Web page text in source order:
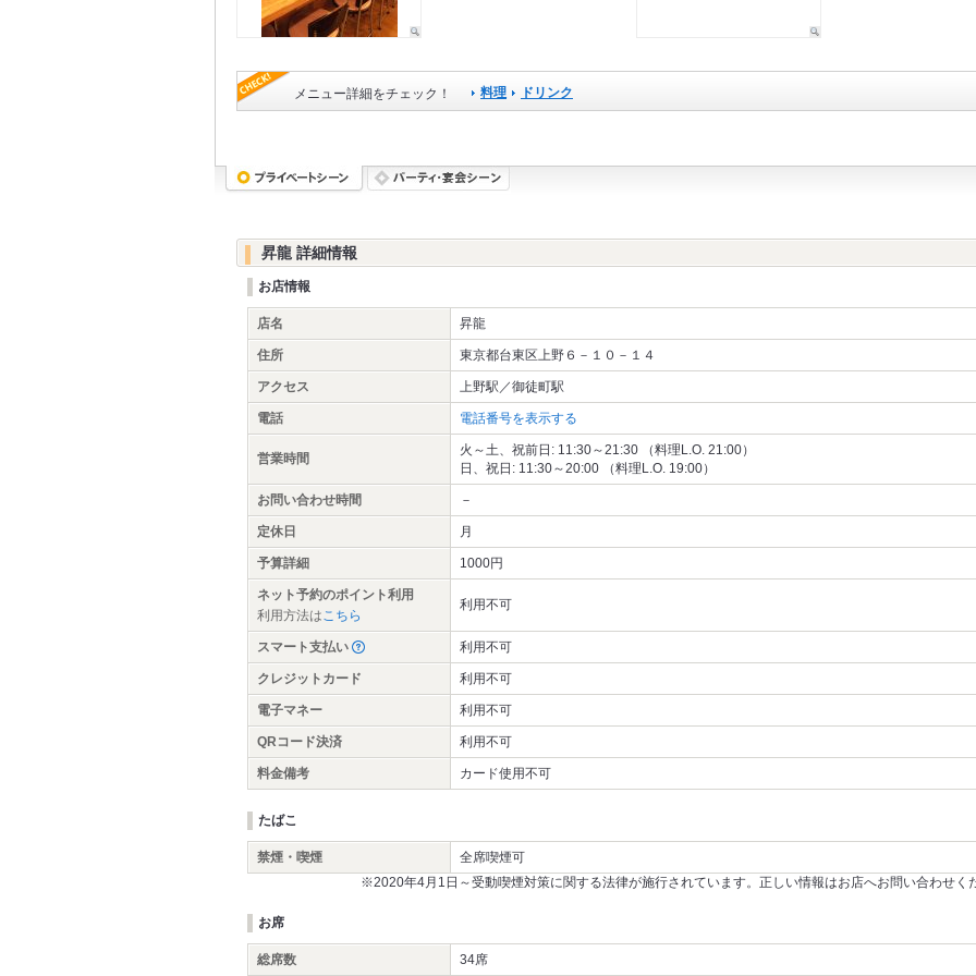
メニュー詳細をチェック！ 料理 ドリンク
昇龍 詳細情報
お店情報
店名 昇龍
住所 東京都台東区上野６－１０－１４
アクセス 上野駅／御徒町駅
電話 電話番号を表示する
営業時間
火～土、祝前日: 11:30～21:30 （料理L.O. 21:00）
日、祝日: 11:30～20:00 （料理L.O. 19:00）
お問い合わせ時間 －
定休日 月
予算詳細 1000円
ネット予約のポイント利用
利用方法は こちら
利用不可
スマート支払い 利用不可
クレジットカード 利用不可
電子マネー 利用不可
QRコード決済 利用不可
料金備考 カード使用不可
たばこ
禁煙・喫煙
全席喫煙可
※2020年4月1日～受動喫煙対策に関する法律が施行されています。正しい情報はお店へお問い合わせく
お席
総席数 34席